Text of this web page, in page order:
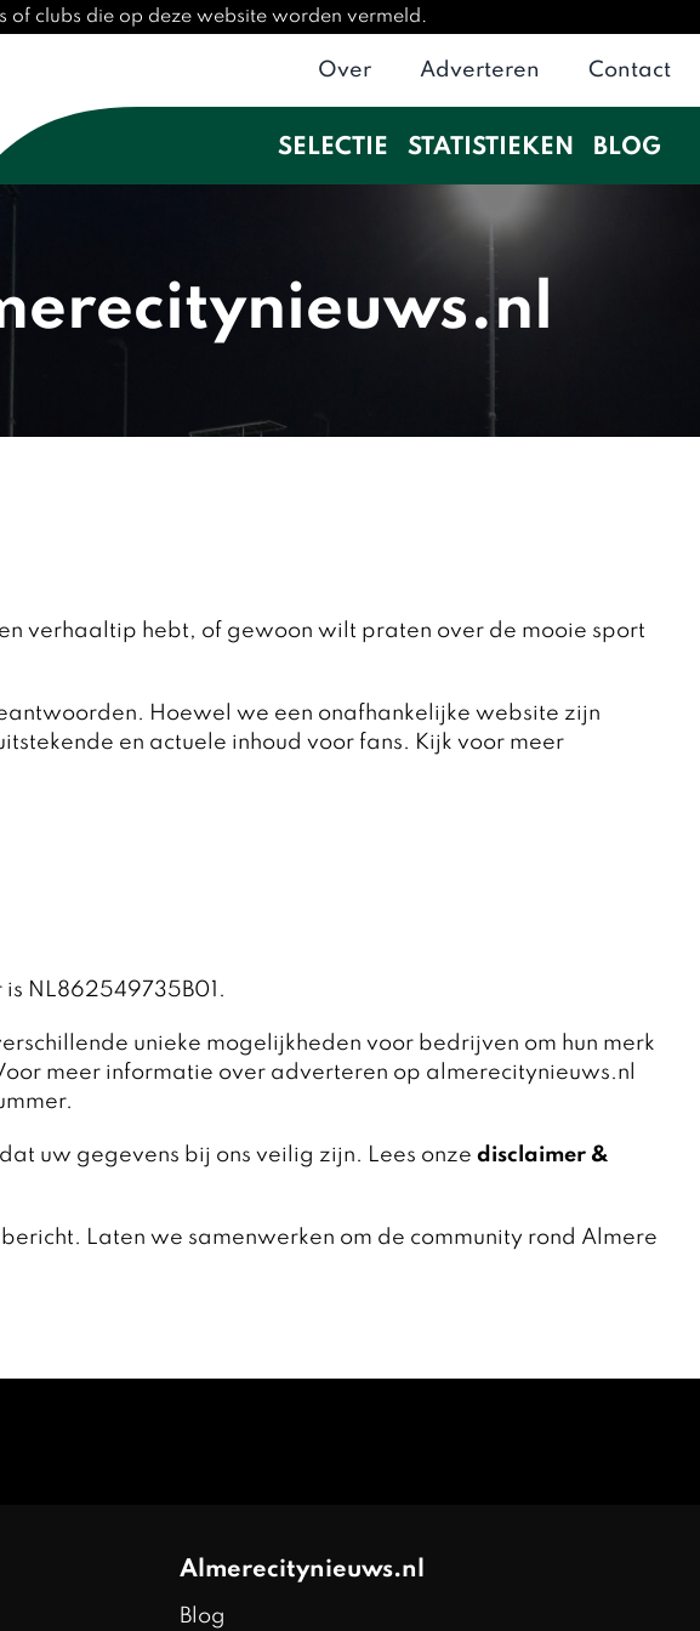
of clubs die op deze website worden vermeld.
Over Adverteren Contact
SELECTIE STATISTIEKEN BLOG
verhaaltip hebt, of gewoon wilt praten over de mooie sport
Hoewel we een onafhankelijke website zijn
en actuele inhoud voor fans. Kijk voor meer
NL862549735B01.
unieke mogelijkheden voor bedrijven om hun merk
meer informatie over adverteren op almerecitynieuws.nl
uw gegevens bij ons veilig zijn. Lees onze disclaimer &
Laten we samenwerken om de community rond Almere
Almerecitynieuws.nl
Blog